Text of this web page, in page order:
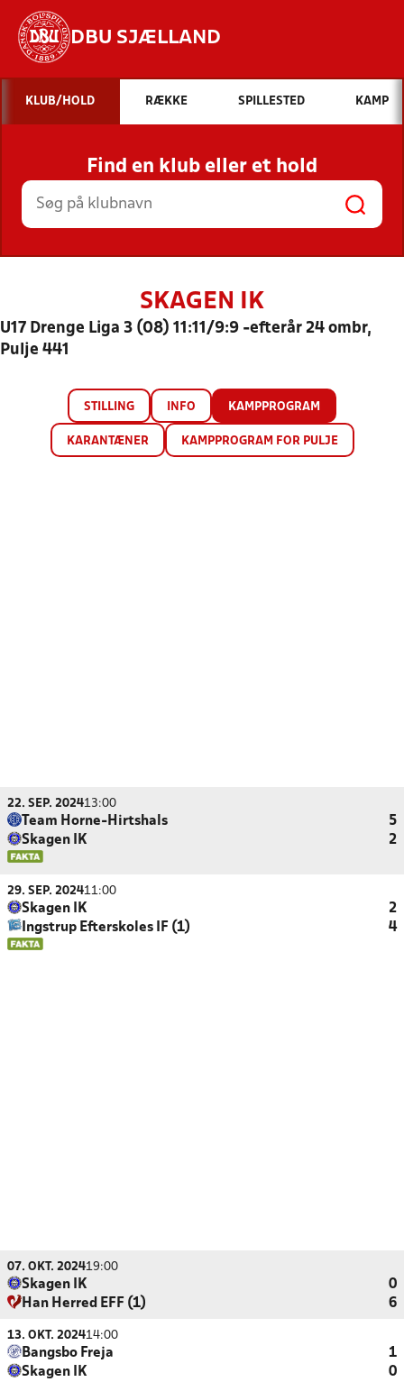
DBU SJÆLLAND
Hvad vil du søge efter?
INDHOLD OG NYHEDER
STILLINGER, RESULTATER, KLUBBER OG
HOLD
KLUB/HOLD RÆKKE SPILLESTED KAMP
Find en klub eller et hold
SKAGEN IK
U17 Drenge Liga 3 (08) 11:11/9:9 -efterår 24 ombr,
Pulje 441
STILLING INFO KAMPPROGRAM
KARANTÆNER KAMPPROGRAM FOR PULJE
22. SEP. 202413:00
Team Horne-Hirtshals
5
Skagen IK
2
29. SEP. 202411:00
Skagen IK
2
Ingstrup Efterskoles IF (1)
4
07. OKT. 202419:00
Skagen IK
0
Han Herred EFF (1)
6
13. OKT. 202414:00
Bangsbo Freja
1
Skagen IK
0